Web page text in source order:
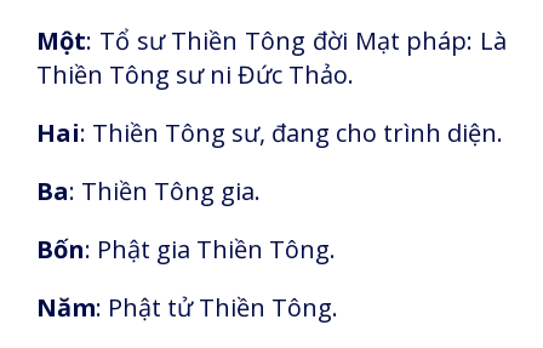
Một: Tổ sư Thiền Tông đời Mạt pháp: Là
Thiền Tông sư ni Đức Thảo.
Hai: Thiền Tông sư, đang cho trình diện.
Ba: Thiền Tông gia.
Bốn: Phật gia Thiền Tông.
Năm: Phật tử Thiền Tông.